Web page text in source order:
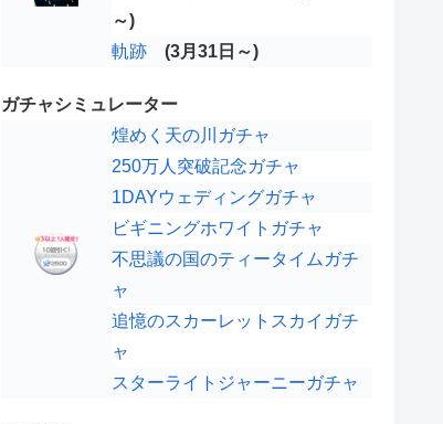
～)
軌跡
(3月31日～)
ガチャシミュレーター
煌めく天の川ガチャ
250万人突破記念ガチャ
1DAYウェディングガチャ
ビギニングホワイトガチャ
不思議の国のティータイムガチ
ャ
追憶のスカーレットスカイガチ
ャ
スターライトジャーニーガチャ